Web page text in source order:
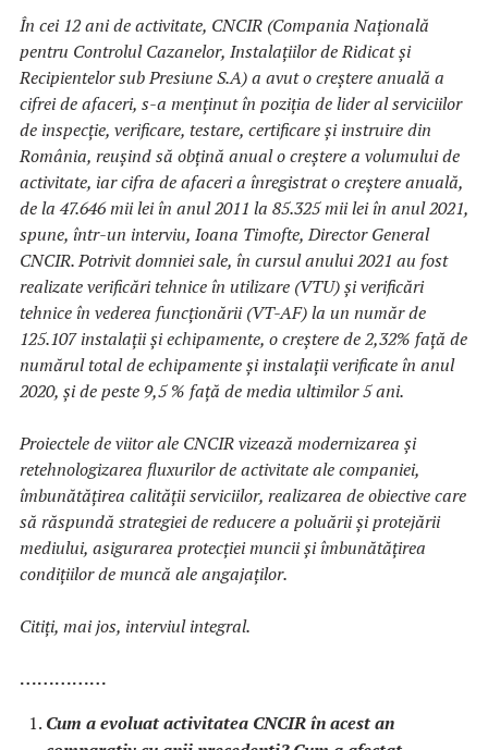
În cei 12 ani de activitate, CNCIR (Compania Națională
pentru Controlul Cazanelor, Instalațiilor de Ridicat și
Recipientelor sub Presiune S.A)a avut o creștere anuală a
cifrei de afaceri, s-a menținut în poziția de lider al serviciilor
de inspecție, verificare, testare, certificare și instruire din
România, reușind să obțină anual o creștere a volumului de
activitate, iar cifra de afaceri a înregistrat o creștere anuală,
de la 47.646 mii lei în anul 2011 la 85.325 mii lei în anul 2021,
spune, într-un interviu, Ioana Timofte, Director General
CNCIR. Potrivit domniei sale, în cursul anului 2021 au fost
realizate verificări tehnice în utilizare (VTU) și verificări
tehnice în vederea funcționării (VT-AF) la un număr de
125.107 instalații și echipamente, o creștere de 2,32% față de
numărul total de echipamente și instalații verificate în anul
2020, și de peste 9,5 % față de media ultimilor 5 ani.
Proiectele de viitor ale CNCIR vizează modernizarea și
retehnologizarea fluxurilor de activitate ale companiei,
îmbunătățirea calității serviciilor, realizarea de obiective care
să răspundă strategiei de reducere a poluării și protejării
mediului, asigurarea protecției muncii și îmbunătățirea
condițiilor de muncă ale angajaților.
Citiţi, mai jos, interviul integral.
……………
Cum a evoluat activitatea CNCIR în acest an